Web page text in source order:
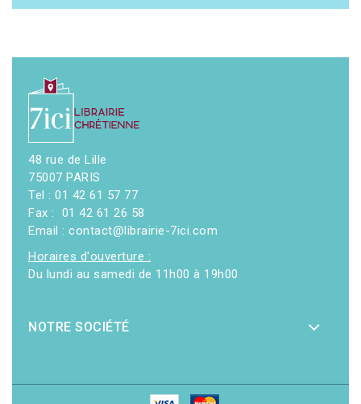
48 rue de Lille
75007 PARIS
Tel : 01 42 61 57 77
Fax : 01 42 61 26 58
Email : contact@librairie-7ici.com
Horaires d'ouverture :
Du lundi au samedi de 11h00 à 19h00
NOTRE SOCIÉTÉ